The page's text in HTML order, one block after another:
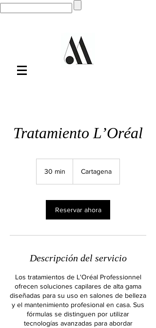
Tratamiento L’Oréal
30 min
m
i
Cartagena
Reservar ahora
Descripción del servicio
Los tratamientos de L'Oréal Professionnel
ofrecen soluciones capilares de alta gama
diseñadas para su uso en salones de belleza
y el mantenimiento profesional en casa. Sus
fórmulas se distinguen por utilizar
tecnologías avanzadas para abordar